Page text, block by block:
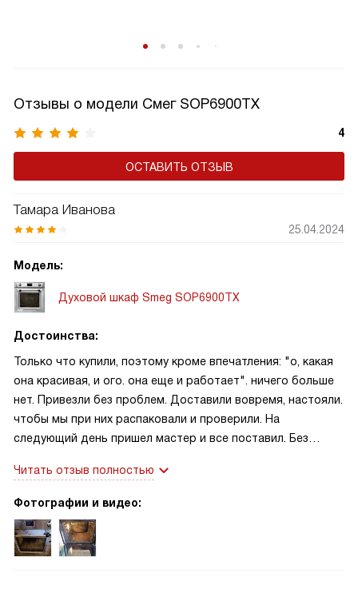
Отзывы о модели Смег SOP6900TX
4
ОСТАВИТЬ ОТЗЫВ
Тамара Иванова
25.04.2024
Модель:
Духовой шкаф Smeg SOP6900TX
Достоинства:
Только что купили, поэтому кроме впечатления: "о, какая
она красивая, и ого. она еще и работает". ничего больше
нет. Привезли без проблем. Доставили вовремя, настояли.
чтобы мы при них распаковали и проверили. На
следующий день пришел мастер и все поставил. Без
Читать отзыв полностью
Фотографии и видео: